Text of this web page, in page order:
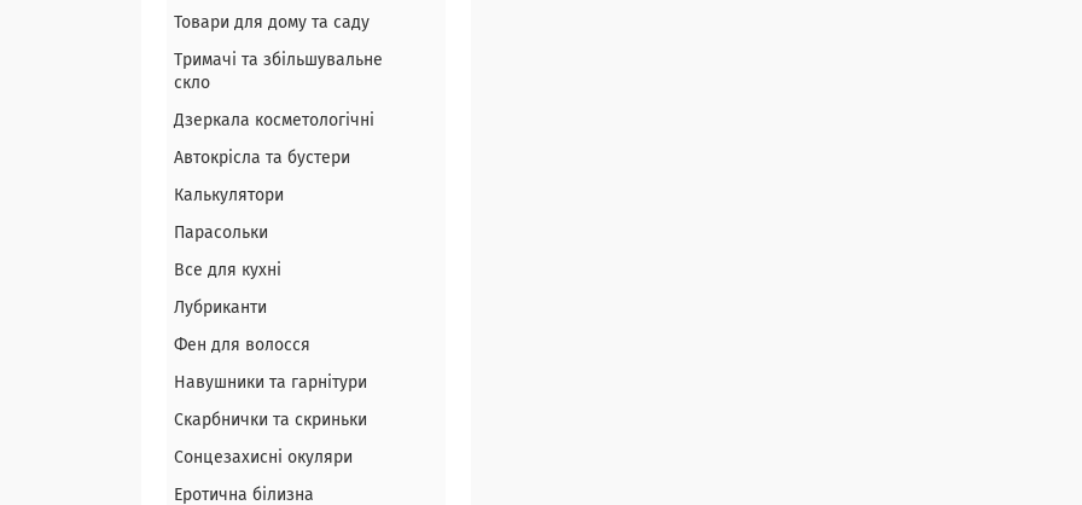
Товари для дому та саду
Тримачі та збільшувальне
скло
Дзеркала косметологічні
Автокрісла та бустери
Калькулятори
Парасольки
Все для кухні
Лубриканти
Фен для волосся
Навушники та гарнітури
Скарбнички та скриньки
Сонцезахисні окуляри
Еротична білизна